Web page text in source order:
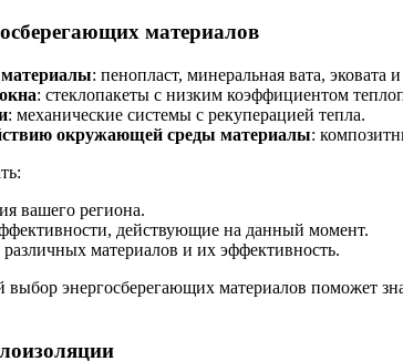
материалов
: пенопласт, минеральная вата, эковата
: стеклопакеты с низким коэффициентом
: механические системы с рекуперацией тепла.
окружающей среды материалы:
вашего региона.
действующие на данный момент.
материалов и их эффективность.
энергосберегающих материалов поможет